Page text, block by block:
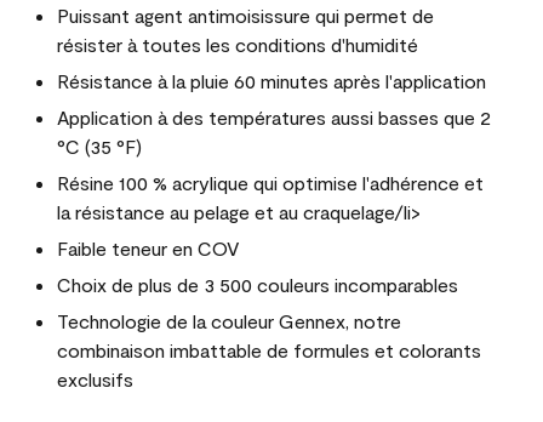
Puissant agent antimoisissure qui permet de
résister à toutes les conditions d'humidité
Résistance à la pluie 60 minutes après l'application
Application à des températures aussi basses que 2
°C (35 °F)
Résine 100 % acrylique qui optimise l'adhérence et
la résistance au pelage et au craquelage/li>
Faible teneur en COV
Choix de plus de 3 500 couleurs incomparables
Technologie de la couleur Gennex, notre
combinaison imbattable de formules et colorants
exclusifs